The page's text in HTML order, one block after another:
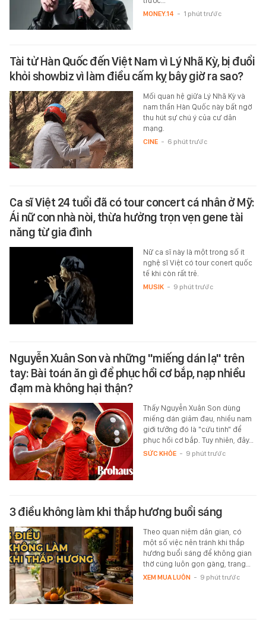
MONEY.14 - 1 phút trước
Tài tử Hàn Quốc đến Việt Nam vì Lý Nhã Kỳ, bị đuổi
khỏi showbiz vì làm điều cấm kỵ bây giờ ra sao?
Mối quan hệ giữa Lý Nhã Kỳ và
nam thần Hàn Quốc này bất ngờ
thu hút sự chú ý của cư dân
mạng.
CINE - 6 phút trước
Ca sĩ Việt 24 tuổi đã có tour concert cá nhân ở Mỹ:
Ái nữ con nhà nòi, thừa hưởng trọn vẹn gene tài
năng từ gia đình
Nữ ca sĩ này là một trong số ít
nghệ sĩ Việt có tour conert quốc
tế khi còn rất trẻ.
MUSIK - 9 phút trước
Nguyễn Xuân Son và những "miếng dán lạ" trên
tay: Bài toán ăn gì để phục hồi cơ bắp, nạp nhiều
đạm mà không hại thận?
Thấy Nguyễn Xuân Son dùng
miếng dán giảm đau, nhiều nam
giới tưởng đó là "cứu tinh" để
phục hồi cơ bắp. Tuy nhiên, đây…
SỨC KHỎE - 9 phút trước
3 điều không làm khi thắp hương buổi sáng
Theo quan niệm dân gian, có
một số việc nên tránh khi thắp
hương buổi sáng để không gian
thờ cúng luôn gọn gàng, trang…
XEM MUA LUÔN - 9 phút trước